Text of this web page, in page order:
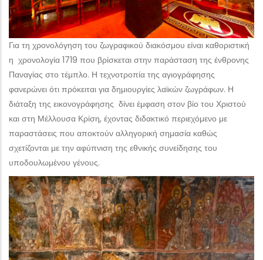
Για τη χρονολόγηση του ζωγραφικού διακόσμου είναι καθοριστική
η χρονολογία 1719 που βρίσκεται στην παράσταση της ένθρονης
Παναγίας στο τέμπλο. Η τεχνοτροπία της αγιογράφησης
φανερώνει ότι πρόκειται για δημιουργίες λαϊκών ζωγράφων. Η
διάταξη της εικονογράφησης δίνει έμφαση στον βίο του Χριστού
και στη Μέλλουσα Κρίση, έχοντας διδακτικό περιεχόμενο με
παραστάσεις που αποκτούν αλληγορική σημασία καθώς
σχετίζονται με την αφύπνιση της εθνικής συνείδησης του
υποδουλωμένου γένους.